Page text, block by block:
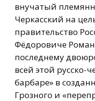
внучатый
Черкасский на
правительство
Фёдоровиче
последнему
всей этой русско-
барбаре» в
Грозного и